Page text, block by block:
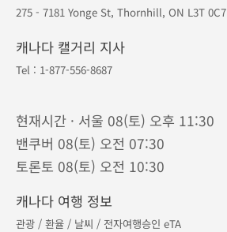
275 - 7181 Yonge St, Thornhill, ON L3T 0C7
캐나다 캘거리 지사
Tel : 1-877-556-8687
현재시간 · 서울 08(토) 오후 11:30
밴쿠버 08(토) 오전 07:30
토론토 08(토) 오전 10:30
캐나다 여행 정보
관광 / 환율 / 날씨 / 전자여행승인 eTA